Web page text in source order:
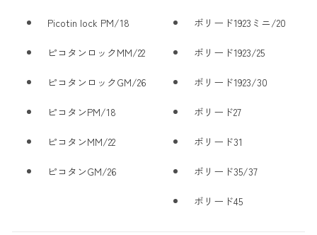
Picotin lock PM/18
ピコタンロックMM/22
ピコタンロックGM/26
ピコタンPM/18
ピコタンMM/22
ピコタンGM/26
ボリード1923ミニ/20
ボリード1923/25
ボリード1923/30
ボリード27
ボリード31
ボリード35/37
ボリード45